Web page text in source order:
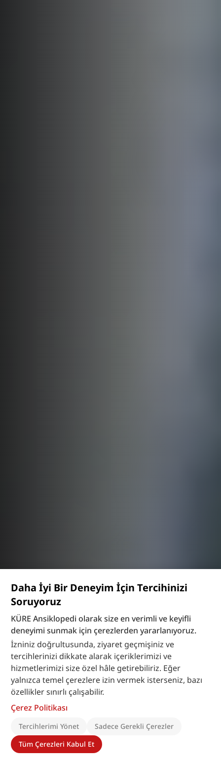
Daha İyi Bir Deneyim İçin Tercihinizi
Soruyoruz
KÜRE Ansiklopedi olarak size en verimli ve keyifli
deneyimi sunmak için çerezlerden yararlanıyoruz.
İzniniz doğrultusunda, ziyaret geçmişiniz ve
tercihlerinizi dikkate alarak içeriklerimizi ve
hizmetlerimizi size özel hâle getirebiliriz. Eğer
yalnızca temel çerezlere izin vermek isterseniz, bazı
özellikler sınırlı çalışabilir.
Çerez Politikası
Tercihlerimi Yönet
Sadece Gerekli Çerezler
Tüm Çerezleri Kabul Et